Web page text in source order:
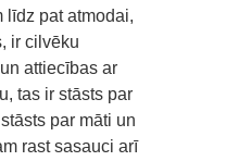
līdz pat atmodai,
ir cilvēku
attiecības ar
tas ir stāsts par
par māti un
rast sasauci arī